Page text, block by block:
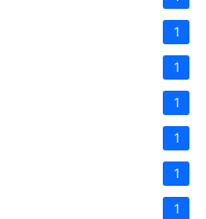
1
1
1
1
1
1